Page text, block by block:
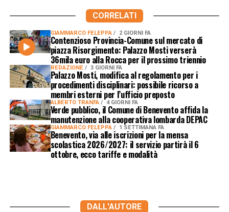
CORRELATI
GIAMMARCO FELEPPA 2 GIORNI FA
Contenzioso Provincia-Comune sul mercato di
piazza Risorgimento: Palazzo Mosti verserà
36mila euro alla Rocca per il prossimo triennio
REDAZIONE 3 GIORNI FA
Palazzo Mosti, modifica al regolamento per i
procedimenti disciplinari: possibile ricorso a
membri esterni per l’ufficio preposto
ALBERTO TRANFA 4 GIORNI FA
Verde pubblico, il Comune di Benevento affida la
manutenzione alla cooperativa lombarda DEPAC
GIAMMARCO FELEPPA 1 SETTIMANA FA
Benevento, via alle iscrizioni per la mensa
scolastica 2026/2027: il servizio partirà il 6
ottobre, ecco tariffe e modalità
DALL'AUTORE